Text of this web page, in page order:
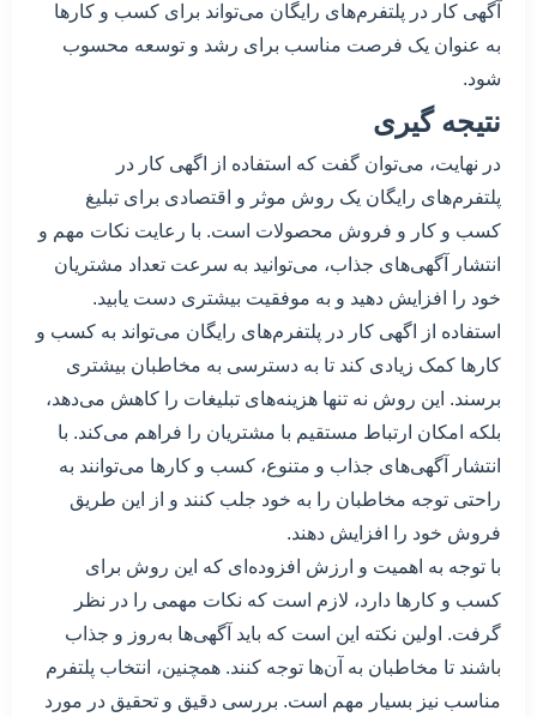
آگهی کار در پلتفرم‌های رایگان می‌تواند برای کسب و کارها
به عنوان یک فرصت مناسب برای رشد و توسعه محسوب
شود.
نتیجه گیری
در نهایت، می‌توان گفت که استفاده از اگهی کار در
پلتفرم‌های رایگان یک روش موثر و اقتصادی برای تبلیغ
کسب و کار و فروش محصولات است. با رعایت نکات مهم و
انتشار آگهی‌های جذاب، می‌توانید به سرعت تعداد مشتریان
خود را افزایش دهید و به موفقیت بیشتری دست یابید.
استفاده از اگهی کار در پلتفرم‌های رایگان می‌تواند به کسب و
کارها کمک زیادی کند تا به دسترسی به مخاطبان بیشتری
برسند. این روش نه تنها هزینه‌های تبلیغات را کاهش می‌دهد،
بلکه امکان ارتباط مستقیم با مشتریان را فراهم می‌کند. با
انتشار آگهی‌های جذاب و متنوع، کسب و کارها می‌توانند به
راحتی توجه مخاطبان را به خود جلب کنند و از این طریق
فروش خود را افزایش دهند.
با توجه به اهمیت و ارزش افزوده‌ای که این روش برای
کسب و کارها دارد، لازم است که نکات مهمی را در نظر
گرفت. اولین نکته این است که باید آگهی‌ها به‌روز و جذاب
باشند تا مخاطبان به آن‌ها توجه کنند. همچنین، انتخاب پلتفرم
مناسب نیز بسیار مهم است. بررسی دقیق و تحقیق در مورد